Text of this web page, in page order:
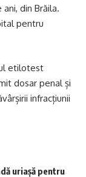
din Brăila.
pentru
etilotest
dosar penal și
infracțiunii
uriașă pentru